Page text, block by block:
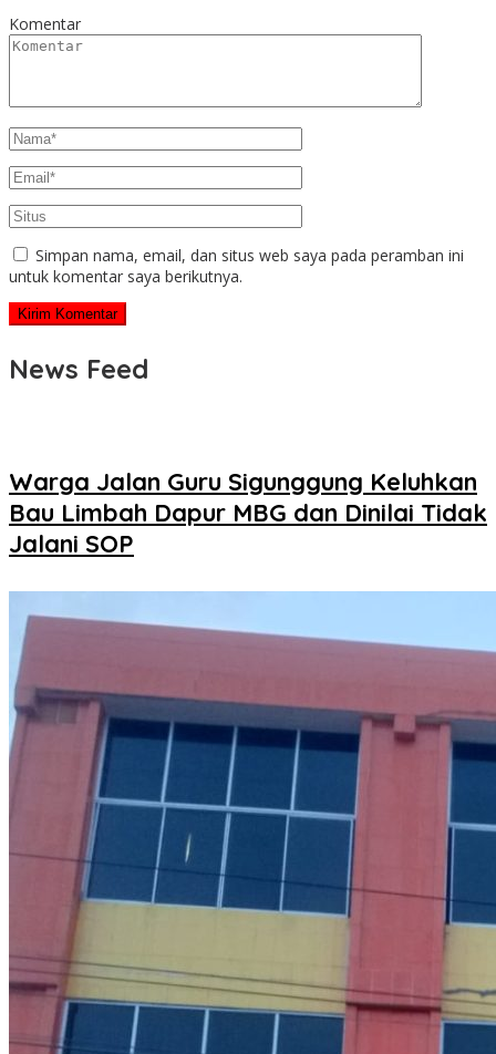
Komentar
Simpan nama, email, dan situs web saya pada peramban ini
untuk komentar saya berikutnya.
News Feed
Warga Jalan Guru Sigunggung Keluhkan
Bau Limbah Dapur MBG dan Dinilai Tidak
Jalani SOP